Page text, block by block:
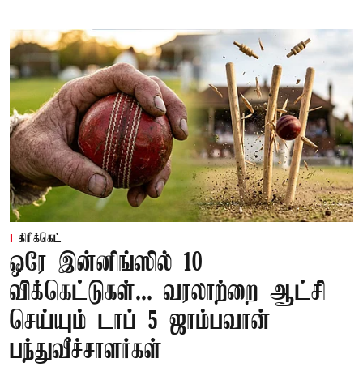
கிரிக்கெட்
ஒரே இன்னிங்ஸில் 10
விக்கெட்டுகள்... வரலாற்றை ஆட்சி
செய்யும் டாப் 5 ஜாம்பவான்
பந்துவீச்சாளர்கள்